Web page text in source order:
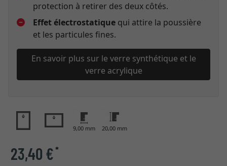
protection à retirer des deux côtés.
Effet électrostatique qui attire la poussière
et les particules fines.
En savoir plus sur le verre synthétique et le
verre acrylique
9,00 mm 20,00 mm
23,40 €*